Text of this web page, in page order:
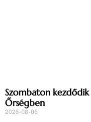
Szombaton
Őrségben
2026-08-06